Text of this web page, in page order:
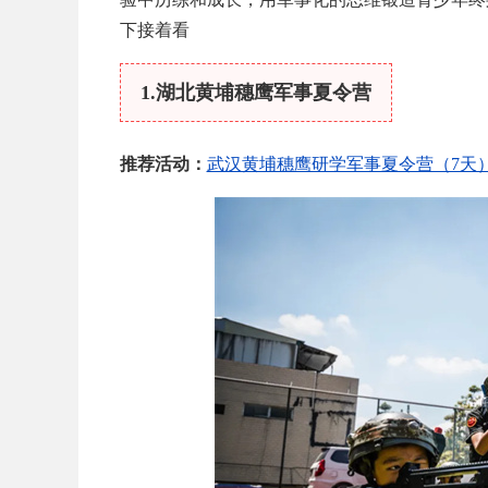
下接着看
1.湖北黄埔穗鹰军事夏令营
推荐活动： 武汉黄埔穗鹰研学军事夏令营（7天